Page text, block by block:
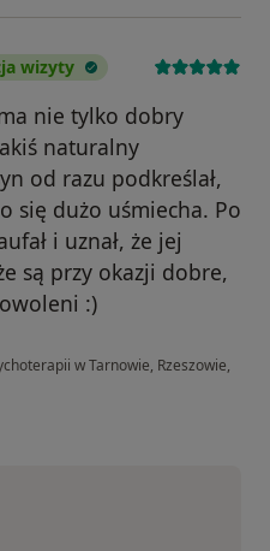
wizyty
nie tylko dobry
naturalny
od razu podkreślał,
się dużo uśmiecha. Po
i uznał, że jej
są przy okazji dobre,
:)
w Tarnowie, Rzeszowie,